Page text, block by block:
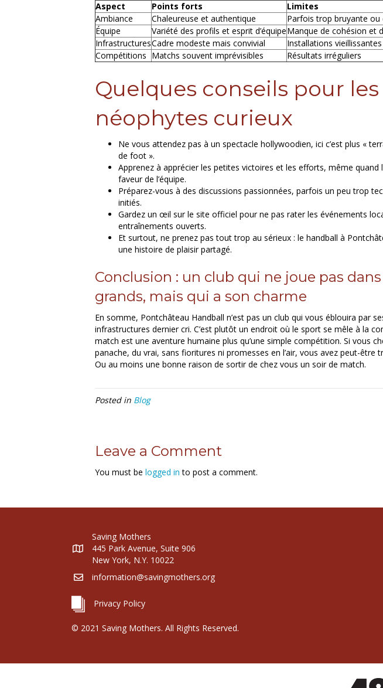
Aspect Points forts
Limites
Ambiance
Chaleureuse et authentique
Parfois trop bruyante ou
Équipe
Variété des profils et esprit d’équipeManque de cohésion et
InfrastructuresCadre modeste mais convivial
Installations
Compétitions Matchs souvent imprévisibles Résultats irréguliers
Quelques conseils pour les
néophytes curieux
Ne vous attendez pas à un spectacle hollywoodien, ici c’est plus «
de foot ».
Apprenez à apprécier les petites victoires et les efforts, même quand
faveur de l’équipe.
Préparez-vous à des discussions passionnées, parfois un peu trop
initiés.
Gardez un œil sur le site officiel pour ne pas rater les événements
entraînements ouverts.
Et surtout, ne prenez pas tout trop au sérieux : le handball à
une histoire de plaisir partagé.
Conclusion : un club qui ne joue pas
grands, mais qui a son charme
En somme, Pontchâteau Handball n’est pas un club qui vous éblouira par
infrastructures dernier cri. C’est plutôt un endroit où le sport se mêle à la
match est une aventure humaine plus qu’une simple compétition. Si vous
panache, du vrai, sans fioritures ni promesses en l’air, vous avez peut-être
Ou au moins une bonne raison de sortir de chez vous un soir de match.
Posted in Blog
Leave a Comment
You must be logged in to post a comment.
Saving Mothers
445 Park Avenue, Suite 906
New York, N.Y. 10022
information@savingmothers.org
Privacy Policy
© 2021 Saving Mothers. All Rights Reserved.